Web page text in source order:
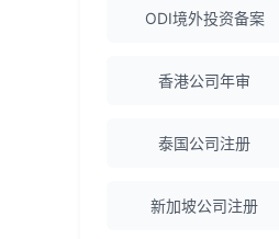
陈经理
Emma Zhang
ODI境外投资备案
香港公司年审
泰国公司注册
新加坡公司注册